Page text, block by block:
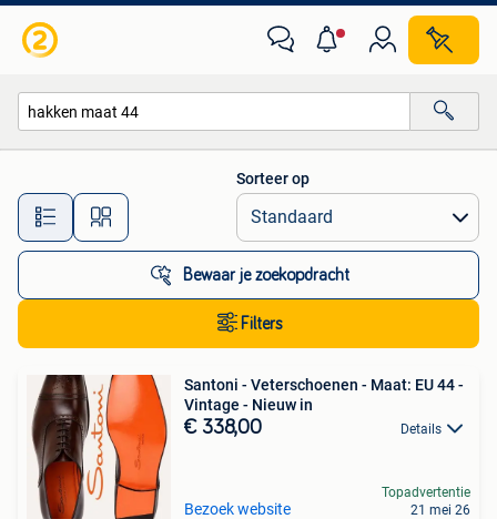
Alle afstanden…
Sorteer op
Bewaar je zoekopdracht
Filters
Santoni - Veterschoenen - Maat: EU 44 -
Vintage - Nieuw in
€ 338,00 Details
Bezoek website
Topadvertentie
21 mei 26